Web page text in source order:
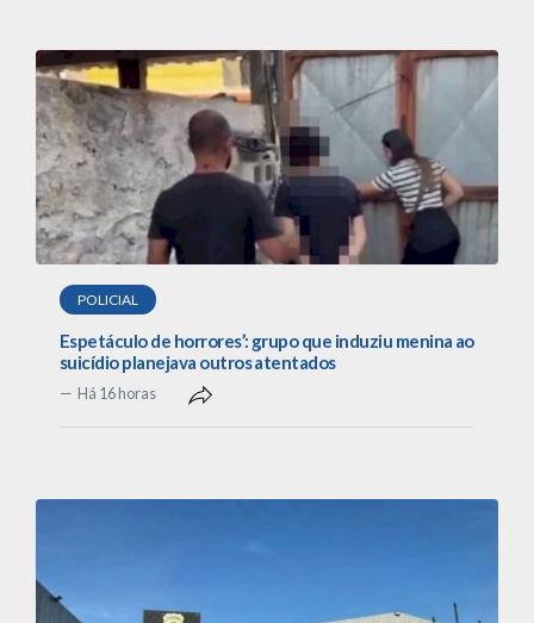
POLICIAL
Espetáculo de horrores’: grupo que induziu menina ao
suicídio planejava outros atentados
Há 16 horas